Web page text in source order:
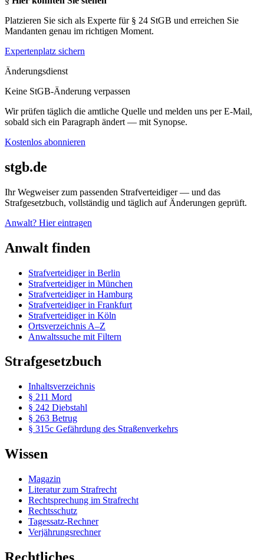
Platzieren Sie sich als Experte für § 24 StGB und erreichen Sie
Mandanten genau im richtigen Moment.
Expertenplatz sichern
Änderungsdienst
Keine StGB-Änderung verpassen
Wir prüfen täglich die amtliche Quelle und melden uns per E-Mail,
sobald sich ein Paragraph ändert — mit Synopse.
Kostenlos abonnieren
stgb.de
Ihr Wegweiser zum passenden Strafverteidiger — und das
Strafgesetzbuch, vollständig und täglich auf Änderungen geprüft.
Anwalt? Hier eintragen
Anwalt finden
Strafverteidiger in Berlin
Strafverteidiger in München
Strafverteidiger in Hamburg
Strafverteidiger in Frankfurt
Strafverteidiger in Köln
Ortsverzeichnis A–Z
Anwaltssuche mit Filtern
Strafgesetzbuch
Inhaltsverzeichnis
§ 211 Mord
§ 242 Diebstahl
§ 263 Betrug
§ 315c Gefährdung des Straßenverkehrs
Wissen
Magazin
Literatur zum Strafrecht
Rechtsprechung im Strafrecht
Rechtsschutz
Tagessatz-Rechner
Verjährungsrechner